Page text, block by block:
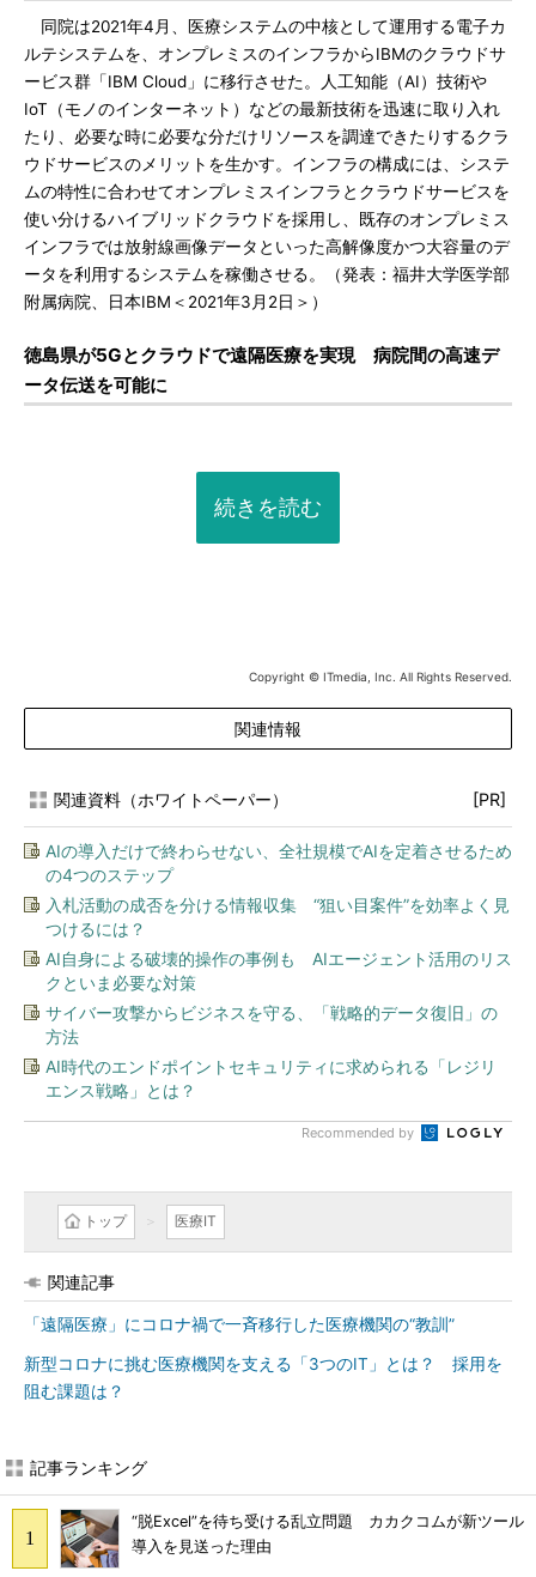
同院は2021年4月、医療システムの中核として運用する電子カ
ルテシステムを、オンプレミスのインフラからIBMのクラウドサ
ービス群「IBM Cloud」に移行させた。人工知能（AI）技術や
IoT（モノのインターネット）などの最新技術を迅速に取り入れ
たり、必要な時に必要な分だけリソースを調達できたりするクラ
ウドサービスのメリットを生かす。インフラの構成には、システ
ムの特性に合わせてオンプレミスインフラとクラウドサービスを
使い分けるハイブリッドクラウドを採用し、既存のオンプレミス
インフラでは放射線画像データといった高解像度かつ大容量のデ
ータを利用するシステムを稼働させる。（発表：福井大学医学部
附属病院、日本IBM＜2021年3月2日＞）
徳島県が5Gとクラウドで遠隔医療を実現 病院間の高速デ
ータ伝送を可能に
続きを読む
Copyright © ITmedia, Inc. All Rights Reserved.
関連情報
関連資料（ホワイトペーパー） [PR]
AIの導入だけで終わらせない、全社規模でAIを定着させるため
の4つのステップ
入札活動の成否を分ける情報収集 “狙い目案件”を効率よく見
つけるには？
AI自身による破壊的操作の事例も AIエージェント活用のリス
クといま必要な対策
サイバー攻撃からビジネスを守る、「戦略的データ復旧」の
方法
AI時代のエンドポイントセキュリティに求められる「レジリ
エンス戦略」とは？
Recommended by
トップ 医療IT
関連記事
「遠隔医療」にコロナ禍で一斉移行した医療機関の“教訓”
新型コロナに挑む医療機関を支える「3つのIT」とは？ 採用を
阻む課題は？
記事ランキング
“脱Excel”を待ち受ける乱立問題 カカクコムが新ツール
導入を見送った理由